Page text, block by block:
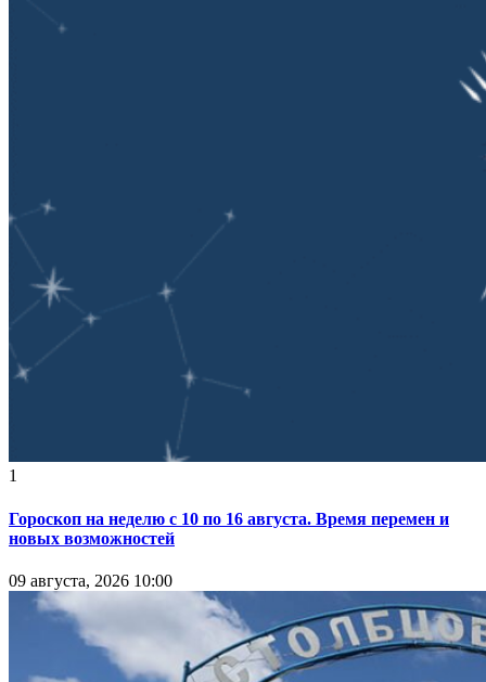
1
Гороскоп на неделю с 10 по 16 августа. Время перемен и
новых возможностей
09 августа, 2026 10:00